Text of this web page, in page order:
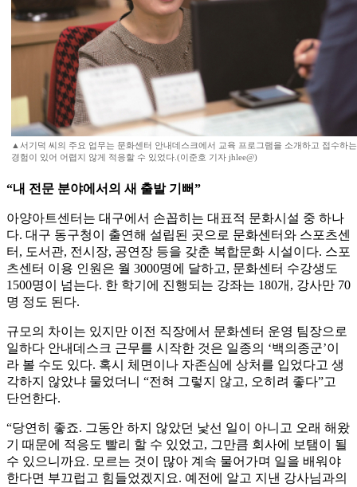
▲서기덕 씨의 주요 업무는 문화센터 안내데스크에서 교육 프로그램을 소개하고 접수하
경험이 있어 어렵지 않게 적응할 수 있었다.(이준호 기자 jhlee@)
“내 전문 분야에서의 새 출발 기뻐”
아양아트센터는 대구에서 손꼽히는 대표적 문화시설 중 하나
다. 대구 동구청이 출연해 설립된 곳으로 문화센터와 스포츠센
터, 도서관, 전시장, 공연장 등을 갖춘 복합문화 시설이다. 스포
츠센터 이용 인원은 월 3000명에 달하고, 문화센터 수강생도
1500명이 넘는다. 한 학기에 진행되는 강좌는 180개, 강사만 70
명 정도 된다.
규모의 차이는 있지만 이전 직장에서 문화센터 운영 팀장으로
일하다 안내데스크 근무를 시작한 것은 일종의 ‘백의종군’이
라 볼 수도 있다. 혹시 체면이나 자존심에 상처를 입었다고 생
각하지 않았냐 물었더니 “전혀 그렇지 않고, 오히려 좋다”고
단언한다.
“당연히 좋죠. 그동안 하지 않았던 낯선 일이 아니고 오래 해왔
기 때문에 적응도 빨리 할 수 있었고, 그만큼 회사에 보탬이 될
수 있으니까요. 모르는 것이 많아 계속 물어가며 일을 배워야
한다면 부끄럽고 힘들었겠지요. 예전에 알고 지낸 강사님과의